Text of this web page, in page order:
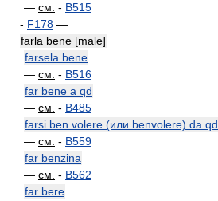
— см. - B515
- F178 —
farla bene [male]
farsela bene
— см. - B516
far bene a qd
— см. - B485
farsi ben volere (или benvolere) da qd
— см. - B559
far benzina
— см. - B562
far bere